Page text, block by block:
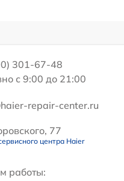
301-67-48
с 9:00 до 21:00
repair-center.ru
77
центра Haier
работы: